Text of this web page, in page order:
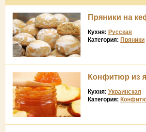
Пряники на
Кухня: Русская
Категория: Пряники
Конфитюр из
Кухня: Украинская
Категория: